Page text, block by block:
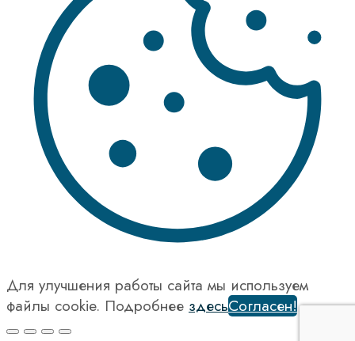
Для улучшения работы сайта мы используем
файлы cookie. Подробнее здесьСогласен!